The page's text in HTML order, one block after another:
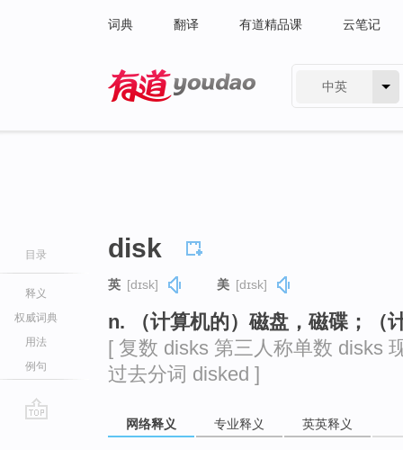
词典 翻译 有道精品课 云笔记
中英
目录
释义
权威词典
用法
例句
disk
英 [dɪsk] 美 [dɪsk]
n. （计算机的）磁盘，磁碟；（
[ 复数 disks 第三人称单数 disks
过去分词 disked ]
网络释义 专业释义 英英释义